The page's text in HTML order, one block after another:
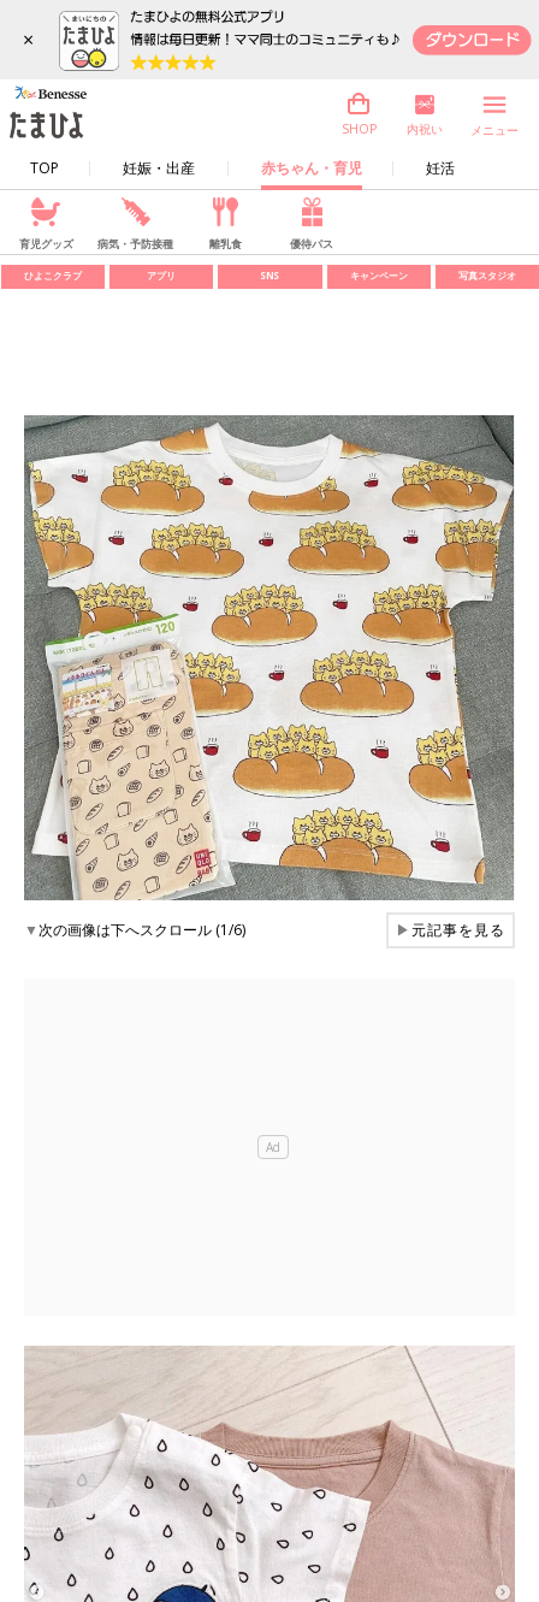
×
TOP 妊娠・出産 赤ちゃん・育児 妊活
SHOP 内祝い メニュー
育児グッズ 病気・予防接種 離乳食 優待パス
ひよこクラブ アプリ SNS キャンペーン 写真スタジオ
▼次の画像は下へスクロール (1/6) ▶元記事を見る